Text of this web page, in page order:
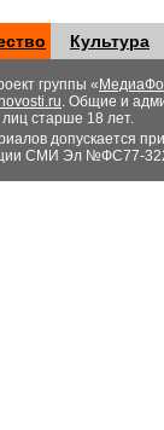
Культура
группы «
. Общие и
старше 18 лет.
допускается
СМИ Эл №ФС77-